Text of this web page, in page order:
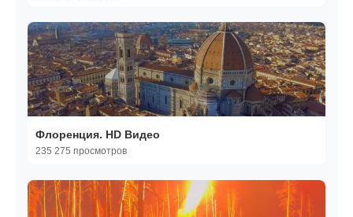
Флоренция. HD Видео
235 275 просмотров